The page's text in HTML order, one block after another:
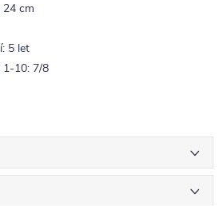
24 cm
5 let
10: 7/8